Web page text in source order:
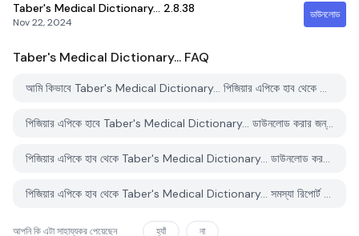
Taber's Medical Dictionary... 2.8.38
Nov 22, 2024
ডাউনলোড
Taber's Medical Dictionary... FAQ
আমি কিভাবে Taber's Medical Dictionary... পিজিয়ার এপিকে হাব থেকে ডাউনলোড করব?
পিজিয়ার এপিকে হাবে Taber's Medical Dictionary... ডাউনলোড করার জন্য কোন খরচ আছে?
পিজিয়ার এপিকে হাব থেকে Taber's Medical Dictionary... ডাউনলোড করতে কি আমার একটি অ্যাকাউন্ট দরকার?
পিজিয়ার এপিকে হাব থেকে Taber's Medical Dictionary... সমস্যা রিপোর্ট করতে কিভাবে পারি?
আপনি কি এটা সাহায্যকর পেয়েছেন হ্যাঁ না